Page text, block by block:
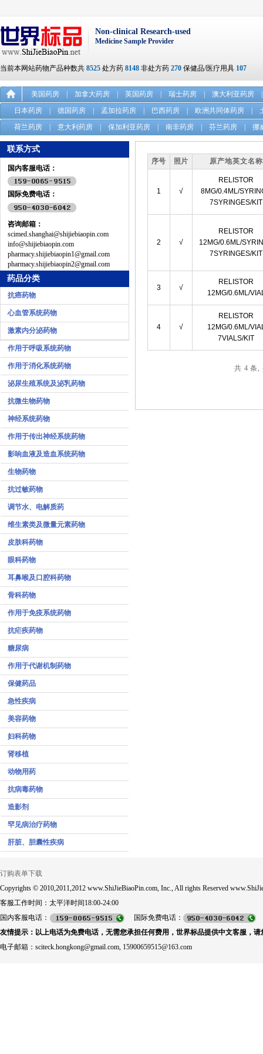
Non-clinical Research-used
Medicine Sample Provider
当前本网站药物产品种数共 8525 处方药 8148 非处方药 270 保健品/医疗用具 107
美国药房 加拿大药房 英国药房 瑞士药房 澳大利亚药房
日本药房
德国药房 孟加拉药房 巴西药房 欧洲共同体药房
荷兰药房
意大利药房 保加利亚药房 南非药房 芬兰药房 挪
联系方式
国内客服电话：
国际免费电话：
咨询邮箱：
scimed.shanghai@shijiebiaopin.com
info@shijiebiaopin.com
pharmacy.shijiebiaopin1@gmail.com
pharmacy.shijiebiaopin2@gmail.com
药品分类
抗癌药物
心血管系统药物
激素内分泌药物
作用于呼吸系统药物
作用于消化系统药物
泌尿生殖系统及泌乳药物
抗微生物药物
神经系统药物
作用于传出神经系统药物
影响血液及造血系统药物
生物药物
抗过敏药物
调节水、电解质药
维生素类及微量元素药物
皮肤科药物
眼科药物
耳鼻喉及口腔科药物
骨科药物
作用于免疫系统药物
抗疟疾药物
糖尿病
作用于代谢机制药物
保健药品
急性疾病
美容药物
妇科药物
肾移植
动物用药
抗病毒药物
造影剂
罕见病治疗药物
肝脏、胆囊性疾病
序号 照片 原产地英文名称
1 √
RELISTOR
8MG/0.4ML/
7SYRINGES/KIT
2 √
RELISTOR
12MG/0.6ML/
7SYRINGES/KIT
3 √
RELISTOR
12MG/0.6ML/
4 √
RELISTOR
12MG/0.6ML/
7VIALS/KIT
共 4 条,
订购表单下载
Copyrights © 2010,2011,2012 www.ShiJieBiaoPin.com, Inc., All rights Reserved
客服工作时间：太平洋时间18:00-24:00
国内客服电话：
国际免费电话：
友情提示：以上电话为免费电话，无需您承担任何费用，世界标品提供中文客服，请
电子邮箱：sciteck.hongkong@gmail.com, 15900659515@163.com